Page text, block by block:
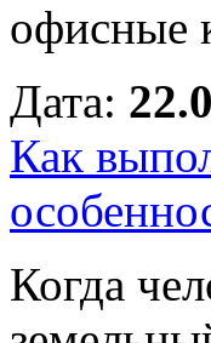
офисные
Дата:
Как
Когда